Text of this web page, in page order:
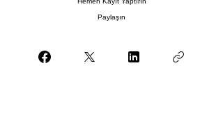
Paylaşın